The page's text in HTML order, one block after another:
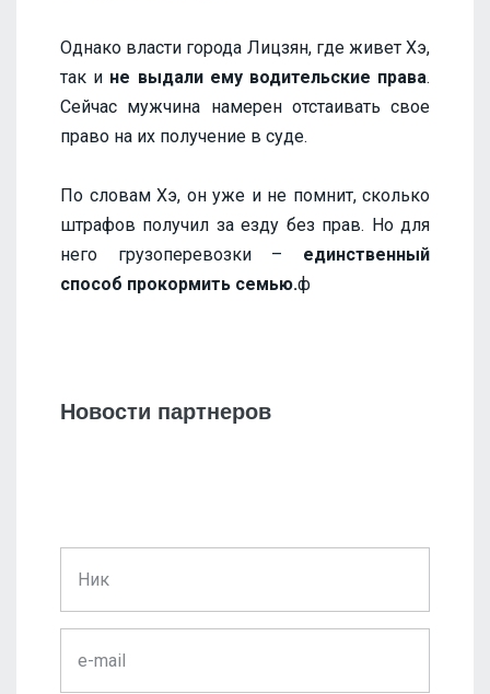
Однако власти города Лицзян, где живет Хэ,
так и не выдали ему водительские права.
Сейчас мужчина намерен отстаивать свое
право на их получение в суде.
По словам Хэ, он уже и не помнит, сколько
штрафов получил за езду без прав. Но для
него грузоперевозки – единственный
способ прокормить семью.ф
Новости партнеров